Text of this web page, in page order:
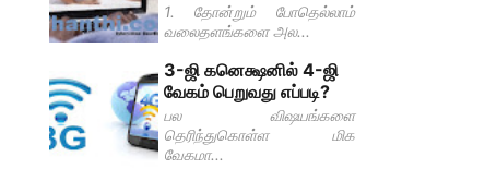
1. தோன்றும் போதெல்லாம்
வலைதளங்களை அல...
3-ஜி கனெக்ஷனில் 4-ஜி
வேகம் பெறுவது எப்படி?
பல விஷயங்களை
தெரிந்துகொள்ள மிக
வேகமா...